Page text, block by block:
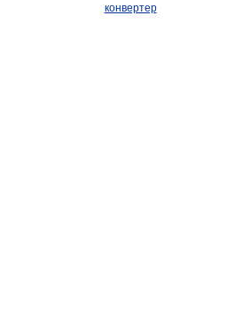
конвертер